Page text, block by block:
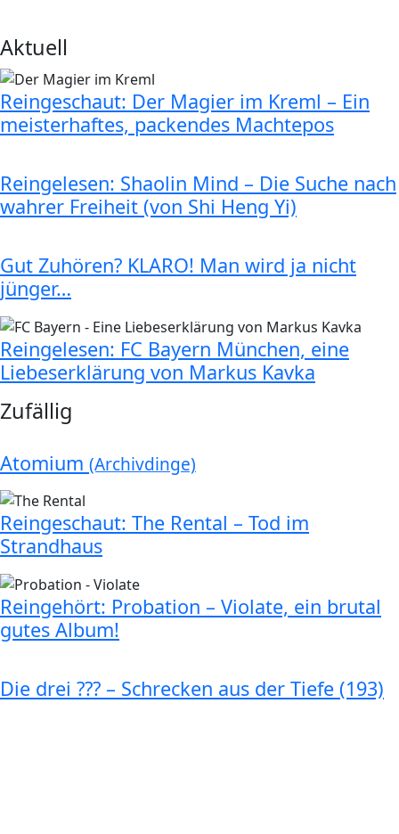
Aktuell
Reingeschaut: Der Magier im Kreml – Ein
meisterhaftes, packendes Machtepos
Reingelesen: Shaolin Mind – Die Suche nach
wahrer Freiheit (von Shi Heng Yi)
Gut Zuhören? KLARO! Man wird ja nicht
jünger…
Reingelesen: FC Bayern München, eine
Liebeserklärung von Markus Kavka
Zufällig
Atomium (Archivdinge)
Reingeschaut: The Rental – Tod im
Strandhaus
Reingehört: Probation – Violate, ein brutal
gutes Album!
Die drei ??? – Schrecken aus der Tiefe (193)